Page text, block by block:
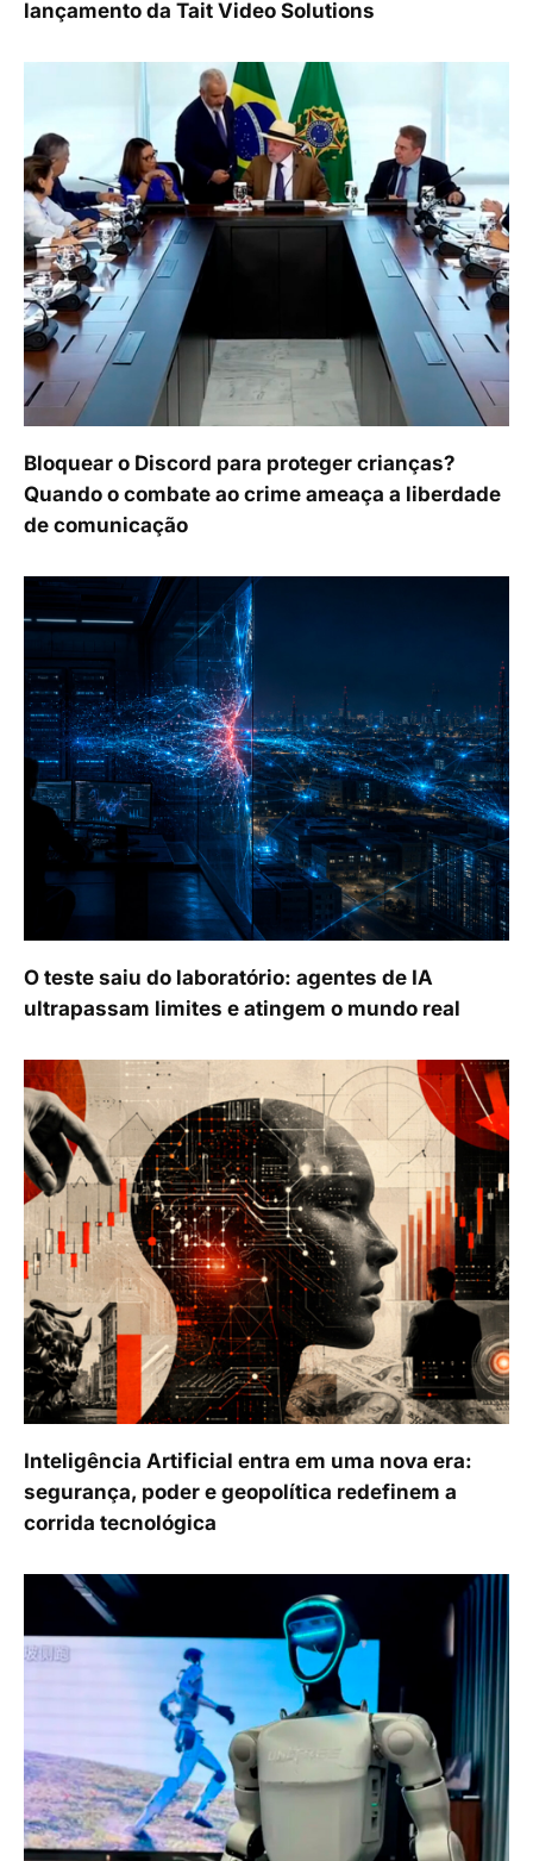
lançamento da Tait Video Solutions
Bloquear o Discord para proteger crianças?
Quando o combate ao crime ameaça a liberdade
de comunicação
O teste saiu do laboratório: agentes de IA
ultrapassam limites e atingem o mundo real
Inteligência Artificial entra em uma nova era:
segurança, poder e geopolítica redefinem a
corrida tecnológica